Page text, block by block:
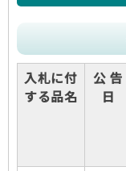
入札に付
する品名
公 告
日